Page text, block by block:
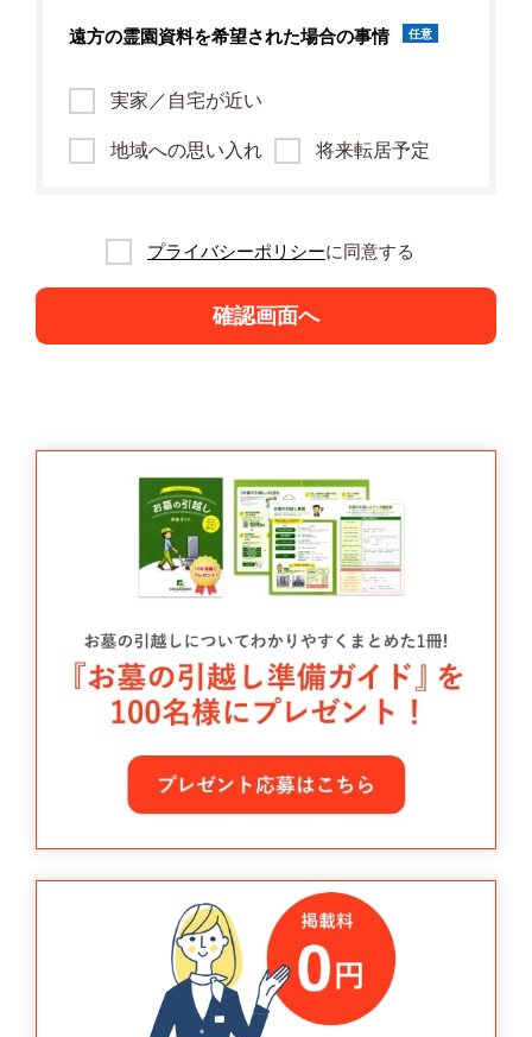
遠方の霊園資料を希望された場合の事情 任意
実家／自宅が近い
地域への思い入れ 将来転居予定
プライバシーポリシーに同意する
確認画面へ